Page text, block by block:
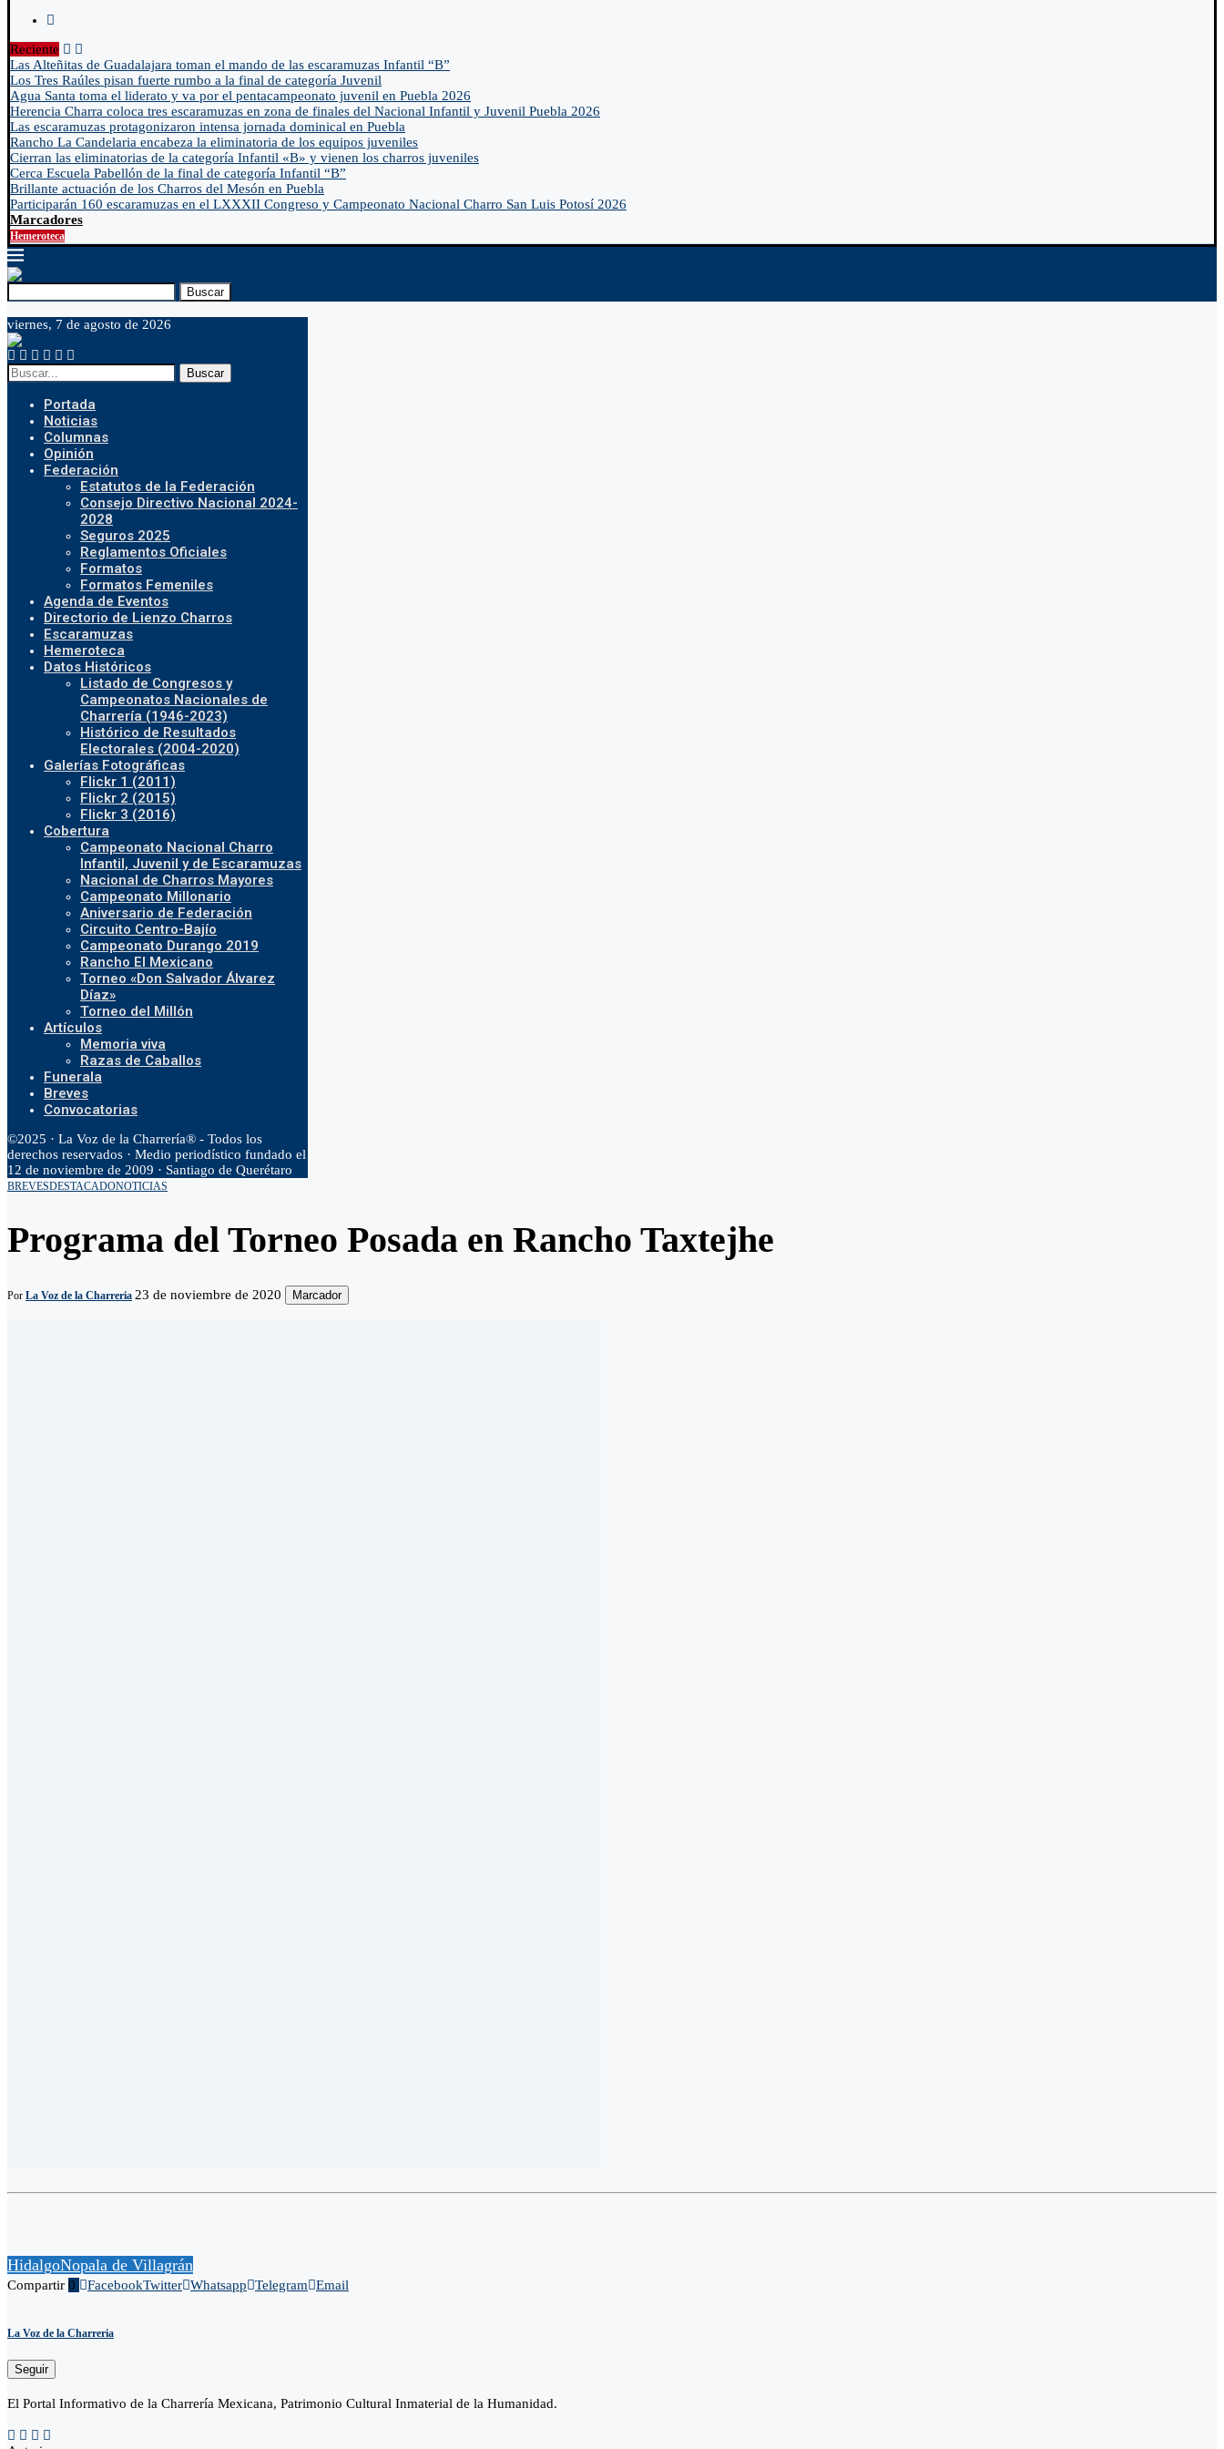
Reciente
Las Alteñitas de Guadalajara toman el mando de las escaramuzas Infantil “B”
Los Tres Raúles pisan fuerte rumbo a la final de categoría Juvenil
Agua Santa toma el liderato y va por el pentacampeonato juvenil en Puebla 2026
Herencia Charra coloca tres escaramuzas en zona de finales del Nacional Infantil y Juvenil Puebla 2026
Las escaramuzas protagonizaron intensa jornada dominical en Puebla
Rancho La Candelaria encabeza la eliminatoria de los equipos juveniles
Cierran las eliminatorias de la categoría Infantil «B» y vienen los charros juveniles
Cerca Escuela Pabellón de la final de categoría Infantil “B”
Brillante actuación de los Charros del Mesón en Puebla
Participarán 160 escaramuzas en el LXXXII Congreso y Campeonato Nacional Charro San Luis Potosí 2026
Marcadores
Hemeroteca
Buscar
viernes, 7 de agosto de 2026
Buscar
Portada
Noticias
Columnas
Opinión
Federación
Estatutos de la Federación
Consejo Directivo Nacional 2024-
2028
Seguros 2025
Reglamentos Oficiales
Formatos
Formatos Femeniles
Agenda de Eventos
Directorio de Lienzo Charros
Escaramuzas
Hemeroteca
Datos Históricos
Listado de Congresos y
Campeonatos Nacionales de
Charrería (1946-2023)
Histórico de Resultados
Electorales (2004-2020)
Galerías Fotográficas
Flickr 1 (2011)
Flickr 2 (2015)
Flickr 3 (2016)
Cobertura
Campeonato Nacional Charro
Infantil, Juvenil y de Escaramuzas
Nacional de Charros Mayores
Campeonato Millonario
Aniversario de Federación
Circuito Centro-Bajío
Campeonato Durango 2019
Rancho El Mexicano
Torneo «Don Salvador Álvarez
Díaz»
Torneo del Millón
Artículos
Memoria viva
Razas de Caballos
Funerala
Breves
Convocatorias
©2025 · La Voz de la Charrería® - Todos los
derechos reservados · Medio periodístico fundado el
12 de noviembre de 2009 · Santiago de Querétaro
BREVESDESTACADONOTICIAS
Programa del Torneo Posada en Rancho Taxtejhe
Por La Voz de la Charreria 23 de noviembre de 2020 Marcador
HidalgoNopala de Villagrán
Compartir 0 FacebookTwitter Whatsapp Telegram Email
La Voz de la Charreria
Seguir
El Portal Informativo de la Charrería Mexicana, Patrimonio Cultural Inmaterial de la Humanidad.